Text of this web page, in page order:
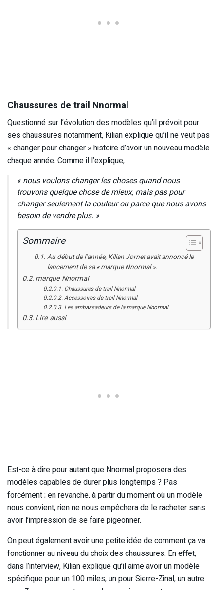
Chaussures de trail Nnormal
Questionné sur l’évolution des modèles qu’il prévoit pour
ses chaussures notamment, Kilian explique qu’il ne veut pas
« changer pour changer » histoire d’avoir un nouveau modèle
chaque année. Comme il l’explique,
« nous voulons changer les choses quand nous
trouvons quelque chose de mieux, mais pas pour
changer seulement la couleur ou parce que nous avons
besoin de vendre plus. »
Sommaire
Au début de l’année, Kilian Jornet avait annoncé le
lancement de sa « marque Nnormal ».
marque Nnormal
Chaussures de trail Nnormal
Accessoires de trail Nnormal
Les ambassadeurs de la marque Nnormal
Lire aussi
Est-ce à dire pour autant que Nnormal proposera des
modèles capables de durer plus longtemps ? Pas
forcément ; en revanche, à partir du moment où un modèle
nous convient, rien ne nous empêchera de le racheter sans
avoir l’impression de se faire pigeonner.
On peut également avoir une petite idée de comment ça va
fonctionner au niveau du choix des chaussures. En effet,
dans l’interview, Kilian explique qu’il aime avoir un modèle
spécifique pour un 100 miles, un pour Sierre-Zinal, un autre